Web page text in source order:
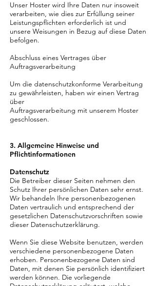
Unser Hoster wird Ihre Daten nur insoweit
verarbeiten, wie dies zur Erfüllung seiner
Leistungspflichten erforderlich ist und
unsere Weisungen in Bezug auf diese Daten
befolgen.
Abschluss eines Vertrages über
Auftragsverarbeitung
Um die datenschutzkonforme Verarbeitung
zu gewährleisten, haben wir einen Vertrag
über
Auftragsverarbeitung mit unserem Hoster
geschlossen.
3. Allgemeine Hinweise und
Pflichtinformationen
Datenschutz
Die Betreiber dieser Seiten nehmen den
Schutz Ihrer persönlichen Daten sehr ernst.
Wir behandeln Ihre personenbezogenen
Daten vertraulich und entsprechend der
gesetzlichen Datenschutzvorschriften sowie
dieser Datenschutzerklärung.
Wenn Sie diese Website benutzen, werden
verschiedene personenbezogene Daten
erhoben. Personenbezogene Daten sind
Daten, mit denen Sie persönlich identifiziert
werden können. Die vorliegende